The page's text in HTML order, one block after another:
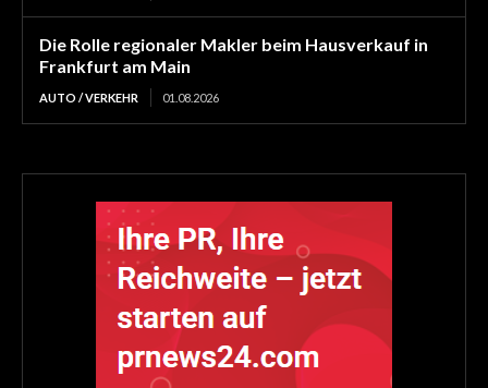
Die Rolle regionaler Makler beim Hausverkauf in
Frankfurt am Main
AUTO / VERKEHR 01.08.2026